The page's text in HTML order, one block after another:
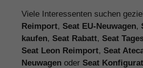
Viele Interessenten suchen
Reimport, Seat EU-Neuwagen,
kaufen, Seat Rabatt, Seat
Seat Leon Reimport, Seat
Neuwagen oder Seat